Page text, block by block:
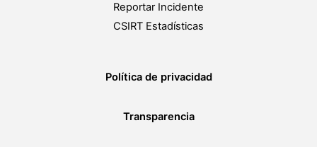
Reportar Incidente
CSIRT Estadísticas
Política de privacidad
Transparencia